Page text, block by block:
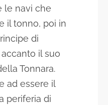
le navi che
il tonno, poi in
di
il suo
Tonnara.
ad essere il
periferia di